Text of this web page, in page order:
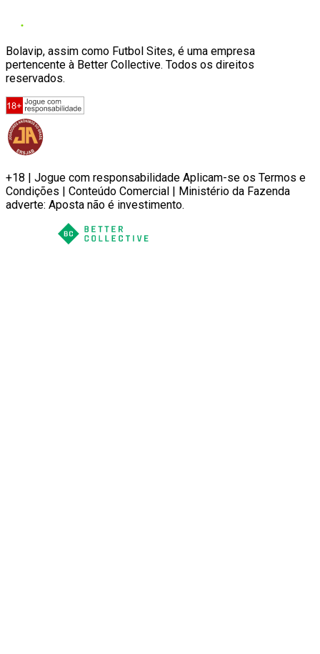
Bolavip, assim como Futbol Sites, é uma empresa
pertencente à Better Collective. Todos os direitos
reservados.
+18 | Jogue com responsabilidade Aplicam-se os Termos e
Condições | Conteúdo Comercial | Ministério da Fazenda
adverte: Aposta não é investimento.